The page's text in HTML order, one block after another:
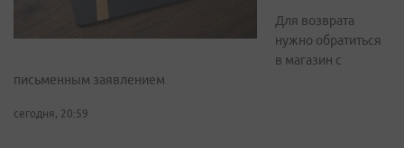
Для возврата
нужно обратиться
в магазин с
письменным заявлением
сегодня, 20:59